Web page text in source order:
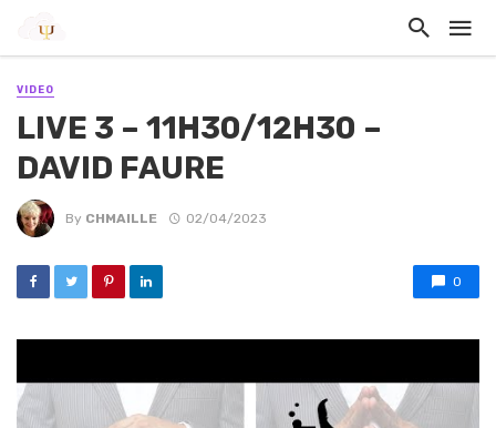
VIDEO
LIVE 3 – 11H30/12H30 –
DAVID FAURE
By CHMAILLE 02/04/2023
0